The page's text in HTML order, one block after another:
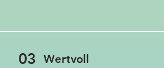
03 Wertvoll